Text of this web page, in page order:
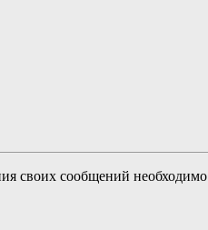
своих сообщений необходимо